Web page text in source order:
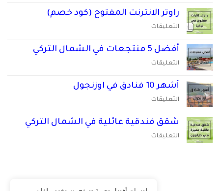
مغلقة
10
مغلقة
راوتر الانترنت المفتوح (كود خصم)
التعليقاتعلى
الانترنت
مغلقة
أفضل 5 منتجعات في الشمال التركي
التعليقاتعلى
5
التركي
مغلقة
أشهر 10 فنادق في اوزنجول
التعليقاتعلى
10
شقق فندقية عائلية في الشمال التركي
التعليقاتعلى
الشمال